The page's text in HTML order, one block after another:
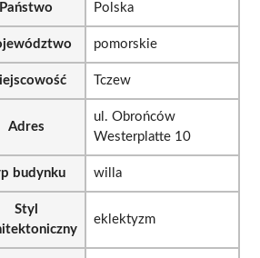
Państwo Polska
pomorskie
Tczew
Adres
ul. Obrońców
Westerplatte 10
budynku willa
Styl
eklektyzm